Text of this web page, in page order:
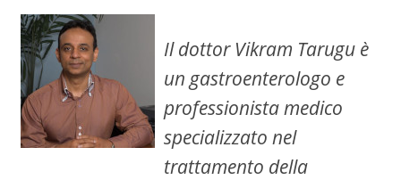
Il dottor Vikram Tarugu è
un gastroenterologo e
professionista medico
specializzato nel
trattamento della